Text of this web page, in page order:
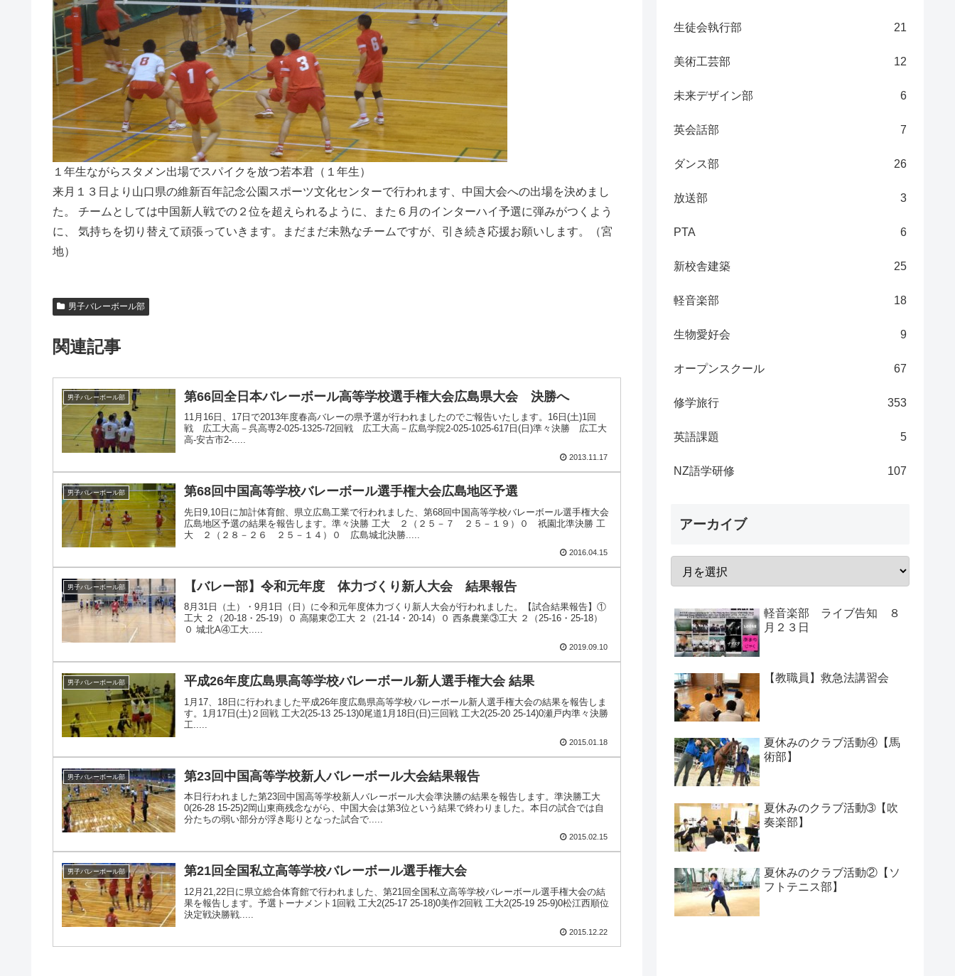
１年生ながらスタメン出場でスパイクを放つ若本君（１年生）
来月１３日より山口県の維新百年記念公園スポーツ文化センターで行われます、中国大会への出場を決めまし
た。 チームとしては中国新人戦での２位を超えられるように、また６月のインターハイ予選に弾みがつくよう
に、 気持ちを切り替えて頑張っていきます。まだまだ未熟なチームですが、引き続き応援お願いします。（宮
地）
男子バレーボール部
関連記事
男子バレーボール部 第66回全日本バレーボール高等学校選手権大会広島県大会 決勝へ
11月16日、17日で2013年度春高バレーの県予選が行われましたのでご報告いたします。16日(土)1回
戦 広工大高－呉高専2‐025‐1325‐72回戦 広工大高－広島学院2‐025‐1025‐617日(日)準々決勝 広工大
高‐安古市2‐.....
2013.11.17
男子バレーボール部 第68回中国高等学校バレーボール選手権大会広島地区予選
先日9,10日に加計体育館、県立広島工業で行われました、第68回中国高等学校バレーボール選手権大会
広島地区予選の結果を報告します。準々決勝 工大 ２（２５－７ ２５－１９）０ 祇園北準決勝 工
大 ２（２８－２６ ２５－１４）０ 広島城北決勝.....
2016.04.15
男子バレーボール部 【バレー部】令和元年度 体力づくり新人大会 結果報告
8月31日（土）・9月1日（日）に令和元年度体力づくり新人大会が行われました。【試合結果報告】①
工大 ２（20-18・25-19）０ 高陽東②工大 ２（21-14・20-14）０ 西条農業③工大 ２（25-16・25-18）
０ 城北A④工大.....
2019.09.10
男子バレーボール部 平成26年度広島県高等学校バレーボール新人選手権大会 結果
1月17、18日に行われました平成26年度広島県高等学校バレーボール新人選手権大会の結果を報告しま
す。1月17日(土)２回戦 工大2(25-13 25-13)0尾道1月18日(日)三回戦 工大2(25-20 25-14)0瀬戸内準々決勝
工.....
2015.01.18
男子バレーボール部 第23回中国高等学校新人バレーボール大会結果報告
本日行われました第23回中国高等学校新人バレーボール大会準決勝の結果を報告します。準決勝工大
0(26-28 15-25)2岡山東商残念ながら、中国大会は第3位という結果で終わりました。本日の試合では自
分たちの弱い部分が浮き彫りとなった試合で.....
2015.02.15
男子バレーボール部 第21回全国私立高等学校バレーボール選手権大会
12月21,22日に県立総合体育館で行われました、第21回全国私立高等学校バレーボール選手権大会の結
果を報告します。予選トーナメント1回戦 工大2(25-17 25-18)0美作2回戦 工大2(25-19 25-9)0松江西順位
決定戦決勝戦.....
2015.12.22
生徒会執行部 21
美術工芸部 12
未来デザイン部 6
英会話部 7
ダンス部 26
放送部 3
PTA 6
新校舎建築 25
軽音楽部 18
生物愛好会 9
オープンスクール 67
修学旅行 353
英語課題 5
NZ語学研修 107
アーカイブ
軽音楽部 ライブ告知 ８
月２３日
【教職員】救急法講習会
夏休みのクラブ活動④【馬
術部】
夏休みのクラブ活動➂【吹
奏楽部】
夏休みのクラブ活動②【ソ
フトテニス部】